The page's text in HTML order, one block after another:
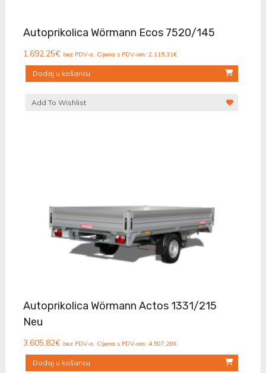
Autoprikolica Wörmann Ecos 7520/145
1.692,25€ bez PDV-a. Cijena s PDV-om: 2.115,31€
Dodaj u košaricu
Add To Wishlist
Autoprikolica Wörmann Actos 1331/215
Neu
3.605,82€ bez PDV-a. Cijena s PDV-om: 4.507,28€
Dodaj u košaricu